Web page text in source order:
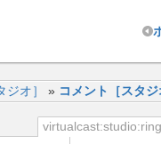
オ］ » コメント［スタジ